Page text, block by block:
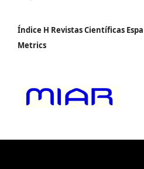
Índice H Revistas Científicas
Metrics